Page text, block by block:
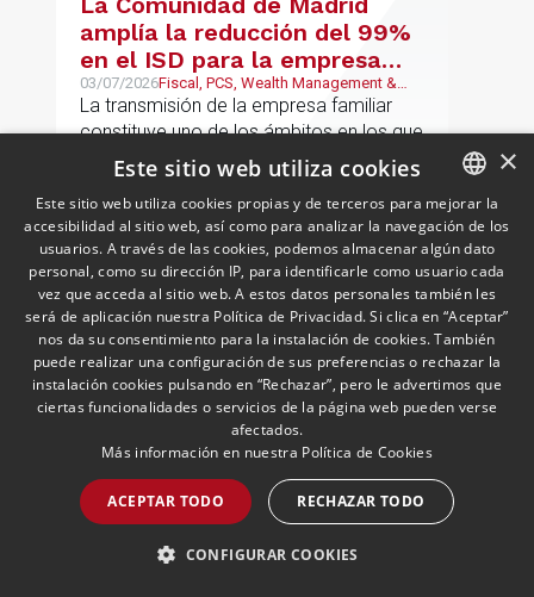
amplía la reducción del 99%
en el ISD para la empresa
familiar: una reforma que
trasciende el núcleo familiar
03/07/2026Fiscal, PCS, Wealth Management &
Family Business
La transmisión de la empresa familiar
constituye uno de los ámbitos en los que
el Impuesto sobre Sucesiones y
relevancia práctica
LEER MÁS >>
Insight Defensa y
Aeroespacial | Junio 2026
Defensa & Aeroespacial
SPANISH
ENGLISH
PORTUGUESE
×
Este sitio web utiliza cookies
Este sitio web utiliza cookies propias y de terceros para mejorar la
accesibilidad al sitio web, así como para analizar la navegación de los
usuarios. A través de las cookies, podemos almacenar algún dato
personal, como su dirección IP, para identificarle como usuario cada
vez que acceda al sitio web. A estos datos personales también les
será de aplicación nuestra Política de Privacidad. Si clica en “Aceptar”
nos da su consentimiento para la instalación de cookies. También
puede realizar una configuración de sus preferencias o rechazar la
instalación cookies pulsando en “Rechazar”, pero le advertimos que
ciertas funcionalidades o servicios de la página web pueden verse
afectados.
Más información en nuestra Política de Cookies
ACEPTAR TODO RECHAZAR TODO
CONFIGURAR COOKIES